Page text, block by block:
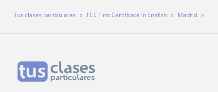
Tus clases particulares FCE First Certificate in English
Madrid